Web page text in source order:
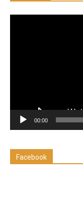
00:00
Facebook